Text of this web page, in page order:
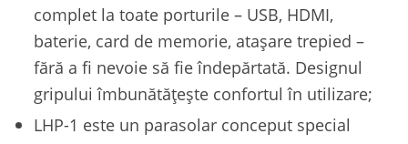
complet la toate porturile – USB, HDMI,
baterie, card de memorie, atașare trepied –
fără a fi nevoie să fie îndepărtată. Designul
gripului îmbunătățește confortul în utilizare;
LHP-1 este un parasolar conceput special